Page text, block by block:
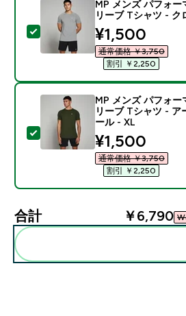
この商品を選択 - MP メン
MP メンズ パフォー
リーブ Tシャツ - ク
discounted
¥1,500‎
通常価格 ￥3,750‎
割引 ￥2,250‎
この商品を選択 - MP メン
MP メンズ パフォー
リーブ Tシャツ - ア
ール - XL
discounted
¥1,500‎
通常価格 ￥3,750‎
割引 ￥2,250‎
合計 ￥6,790‎